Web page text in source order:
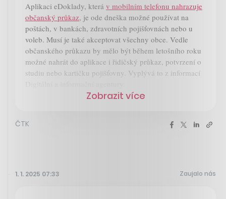
Aplikaci eDoklady, která v mobilním telefonu nahrazuje
občanský průkaz, je ode dneška možné používat na
poštách, v bankách, zdravotních pojišťovnách nebo u
voleb. Musí je také akceptovat všechny obce. Vedle
občanského průkazu by mělo být během letošního roku
možné nahrát do aplikace i řidičský průkaz, potvrzení o
studiu nebo kartičku pojišťovny. Vyplývá to z informací
Zobrazit více
ČTK
1. 1. 2025 07:33 Zaujalo nás